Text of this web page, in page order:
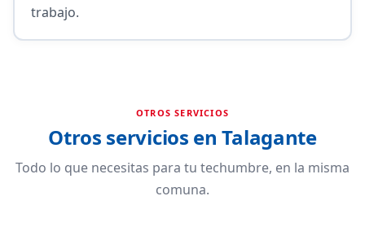
trabajo.
OTROS SERVICIOS
Otros servicios en Talagante
Todo lo que necesitas para tu techumbre, en la misma
comuna.